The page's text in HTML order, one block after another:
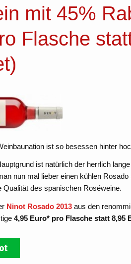
mit 45%
Flasche
ist so besessen hinter
ist natürlich der herrlich
nun mal lieber einen kühlen
Qualität des spanischen Roséweine.
Ninot Rosado 2013 aus den
4,95 Euro* pro Flasche statt 8,95